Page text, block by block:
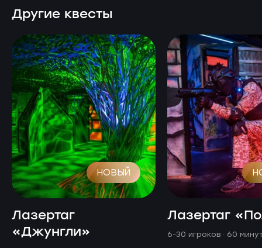
Другие квесты
НОВЫЙ
Лазертаг
«Джунгли»
Лазертаг
6-30 игроков · 60